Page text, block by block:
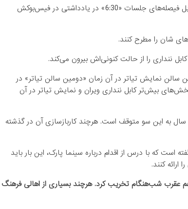
، معاون اول ریاست‌جمهوری روز یکشنبه، (25 عقرب) در ذیل فیصله‌های جلسات «6:30» در یادداشتی در فیس‌بوکش
شان را مطرح کنند.
ننداری را از حالت کنونی‌اش بیرون می‌کند.
ساخته شد‌. این سالن نمایش تیاتر در آن زمان «دومین سالن تیاتر» در
بیش‌تر کابل ننداری ویران و نمایش تیاتر در آن
سال به این سو متوقف است. هرچند کاربازسازی آن در گذشته
که با درس از اقدام درباره سینما پارک، این بار باید
کنند.
عقرب شب‌هنگام تخریب کرد. هرچند بسیاری از اهالی فرهنگ